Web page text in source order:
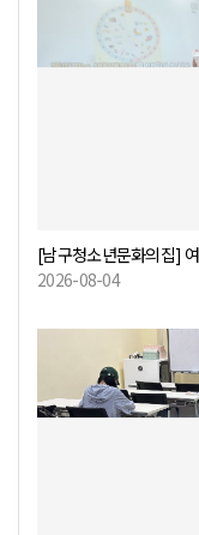
[남구청소년문화의집]
2026-08-04